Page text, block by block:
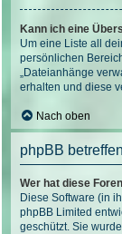
Kann ich eine
Um eine Liste all
persönlichen
„Dateianhänge
erhalten und diese
Nach oben
phpBB
Wer hat diese
Diese Software (in
phpBB Limited
geschützt. Sie